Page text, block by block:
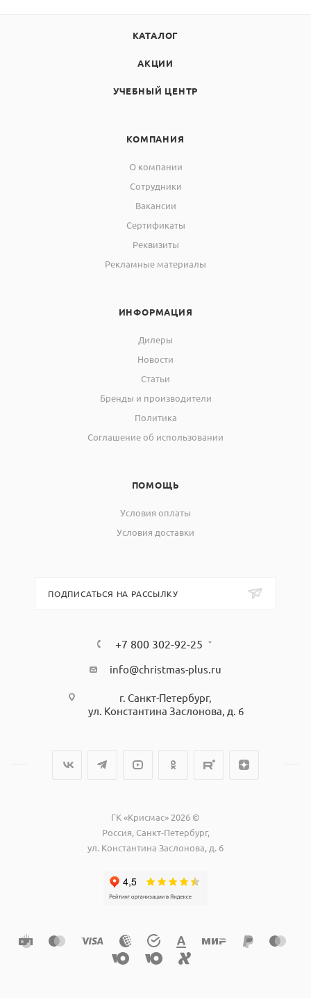
КАТАЛОГ
АКЦИИ
УЧЕБНЫЙ ЦЕНТР
КОМПАНИЯ
О компании
Сотрудники
Вакансии
Сертификаты
Реквизиты
Рекламные материалы
ИНФОРМАЦИЯ
Дилеры
Новости
Статьи
Бренды и производители
Политика
Соглашение об использовании
ПОМОЩЬ
Условия оплаты
Условия доставки
ПОДПИСАТЬСЯ НА РАССЫЛКУ
+7 800 302-92-25
info@christmas-plus.ru
г. Санкт-Петербург,
ул. Константина Заслонова, д. 6
ГК «Крисмас» 2026 ©
Россия, Санкт-Петербург,
ул. Константина Заслонова, д. 6